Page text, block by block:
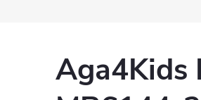
Aga4Kids